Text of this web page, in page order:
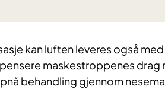
kan luften leveres også
maskestroppenes drag
behandling gjennom